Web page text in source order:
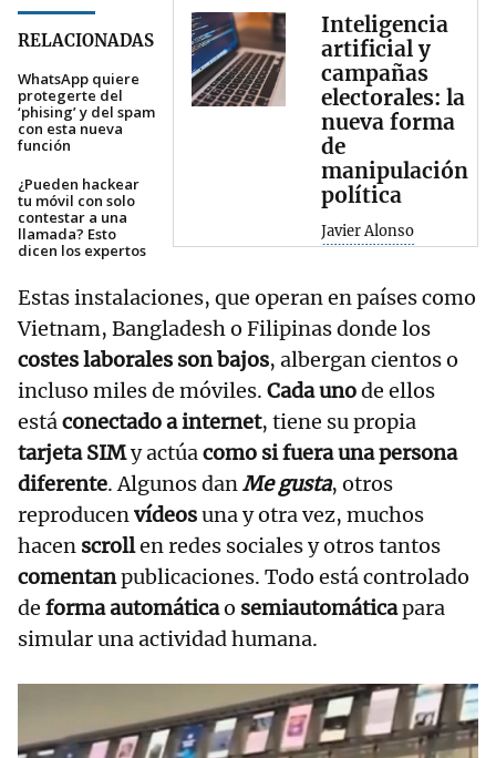
RELACIONADAS
WhatsApp quiere
protegerte del
‘phising’ y del spam
con esta nueva
función
¿Pueden hackear
tu móvil con solo
contestar a una
llamada? Esto
dicen los expertos
Inteligencia
artificial y
campañas
electorales: la
nueva forma
de
manipulación
política
Javier Alonso
Estas instalaciones, que operan en países como
Vietnam, Bangladesh o Filipinas donde los
costes laborales son bajos, albergan cientos o
incluso miles de móviles. Cada unode ellos
estáconectado a internet, tiene su propia
tarjeta SIMy actúacomo si fuera una persona
diferente. Algunos danMe gusta, otros
reproducenvídeosuna y otra vez, muchos
hacen scrollen redes sociales y otros tantos
comentanpublicaciones. Todo está controlado
de forma automáticao semiautomáticapara
simular una actividad humana.